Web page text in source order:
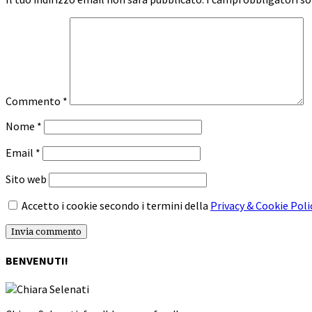
Commento *
Nome *
Email *
Sito web
Accetto i cookie secondo i termini della Privacy & Cookie
BENVENUTI!